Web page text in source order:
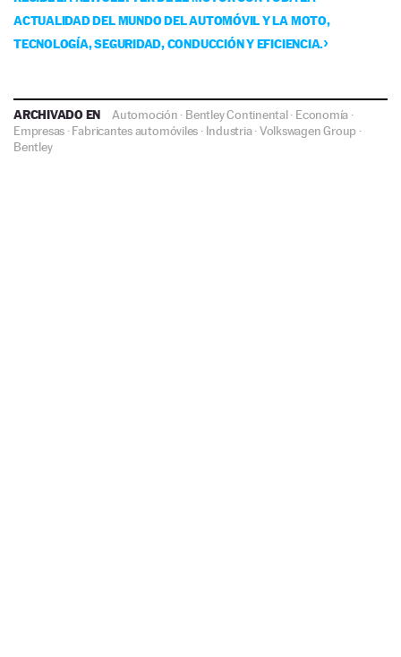
ACTUALIDAD DEL MUNDO DEL AUTOMÓVIL Y LA MOTO,
TECNOLOGÍA, SEGURIDAD, CONDUCCIÓN Y EFICIENCIA.
ARCHIVADO EN Automoción · Bentley Continental· Economía ·
Empresas ·Fabricantes automóviles · Industria·Volkswagen Group ·
Bentley